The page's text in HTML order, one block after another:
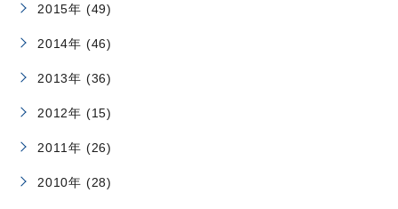
2015年 (49)
2014年 (46)
2013年 (36)
2012年 (15)
2011年 (26)
2010年 (28)